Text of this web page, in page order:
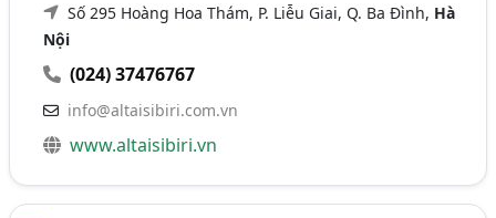
Số 295 Hoàng Hoa Thám, P. Liễu Giai, Q. Ba Đình, Hà
Nội
(024) 37476767
info@altaisibiri.com.vn
www.altaisibiri.vn